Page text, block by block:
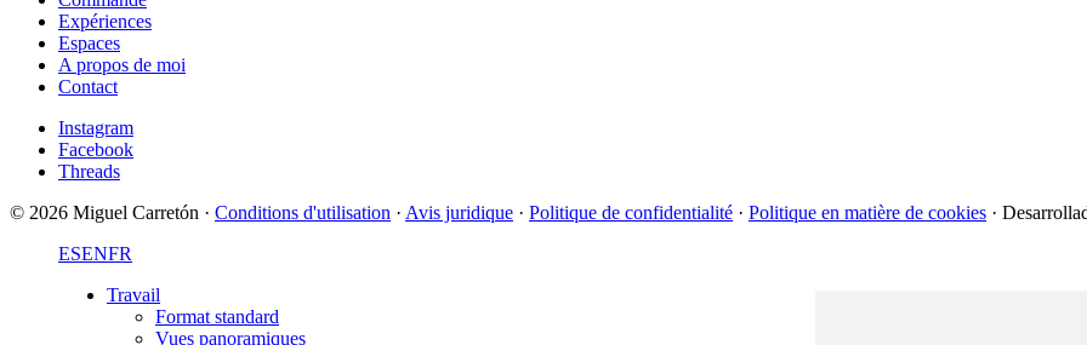
Expériences
Espaces
A propos de moi
Contact
Instagram
Facebook
Threads
© 2026 Miguel Carretón · Conditions d'utilisation · Avis juridique · Politique de confidentialité · Politique en matière de cookies ·
ESENFR
Travail
Format standard
Vues panoramiques